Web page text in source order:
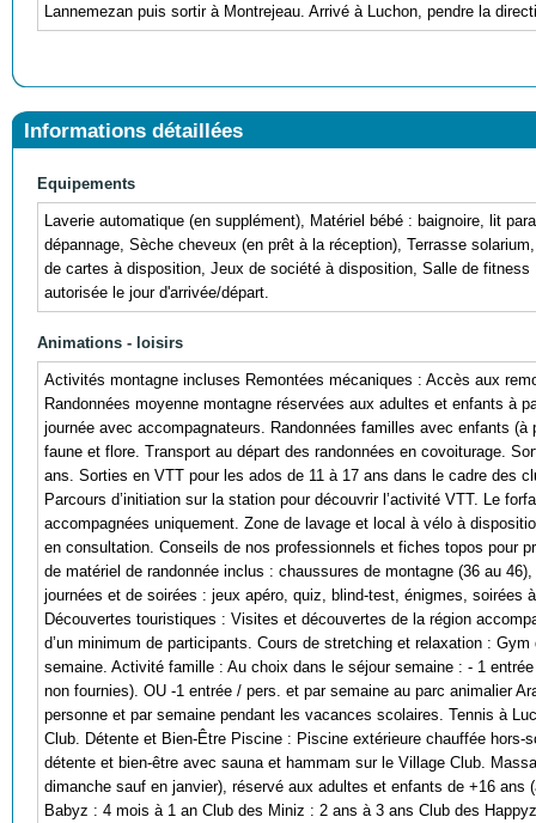
Lannemezan puis sortir à Montrejeau. Arrivé à Luchon, pendre la
Informations détaillées
Equipements
Laverie automatique (en supplément), Matériel bébé : baignoire, lit
dépannage, Sèche cheveux (en prêt à la réception), Terrasse
de cartes à disposition, Jeux de société à disposition, Salle de
autorisée le jour d'arrivée/départ.
Animations - loisirs
Activités montagne incluses Remontées mécaniques : Accès aux
Randonnées moyenne montagne réservées aux adultes et enfants à
journée avec accompagnateurs. Randonnées familles avec enfants
faune et flore. Transport au départ des randonnées en covoiturage.
ans. Sorties en VTT pour les ados de 11 à 17 ans dans le cadre des
Parcours d’initiation sur la station pour découvrir l’activité VTT. Le
accompagnées uniquement. Zone de lavage et local à vélo à
en consultation. Conseils de nos professionnels et fiches topos pour
de matériel de randonnée inclus : chaussures de montagne (36 au
journées et de soirées : jeux apéro, quiz, blind-test, énigmes,
Découvertes touristiques : Visites et découvertes de la région
d’un minimum de participants. Cours de stretching et relaxation :
semaine. Activité famille : Au choix dans le séjour semaine : - 1
non fournies). OU -1 entrée / pers. et par semaine au parc animalier
personne et par semaine pendant les vacances scolaires. Tennis à
Club. Détente et Bien-Être Piscine : Piscine extérieure chauffée
détente et bien-être avec sauna et hammam sur le Village Club.
dimanche sauf en janvier), réservé aux adultes et enfants de +16
Babyz : 4 mois à 1 an Club des Miniz : 2 ans à 3 ans Club des